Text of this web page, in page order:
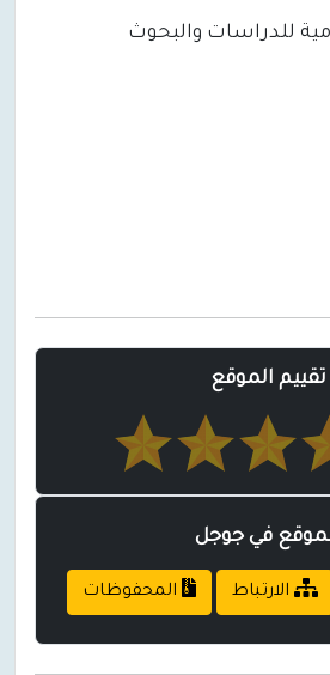
للدراسات والبحوث
تقييم الموقع
في جوجل
الارتباط المحفوظات